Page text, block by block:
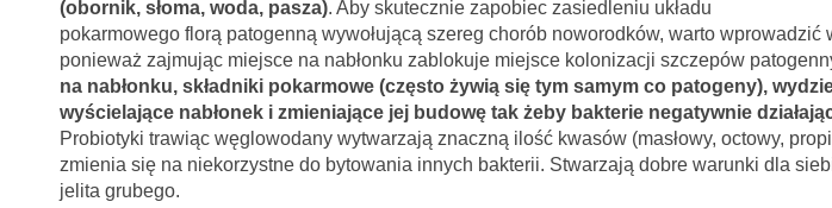
(obornik, słoma, woda, pasza). Aby skutecznie zapobiec zasiedleniu układu
pokarmowego florą patogenną wywołującą szereg chorób noworodków, warto wprowadzić
ponieważ zajmując miejsce na nabłonku zablokuje miejsce kolonizacji szczepów
na nabłonku, składniki pokarmowe (często żywią się tym samym co patogeny),
wyścielające nabłonek i zmieniające jej budowę tak żeby bakterie negatywnie
Probiotyki trawiąc węglowodany wytwarzają znaczną ilość kwasów (masłowy, octowy,
zmienia się na niekorzystne do bytowania innych bakterii. Stwarzają dobre warunki dla
jelita grubego.